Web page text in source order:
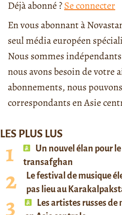
Déjà abonné ?Se connecter
En vous abonnant à
seul média européen
Nous sommes
nous avons besoin de votre
abonnements, nous
correspondants en Asie
LES PLUS LUS
Un nouvel élan pour
transafghan
Le festival de musique
pas lieu au
Les artistes russes